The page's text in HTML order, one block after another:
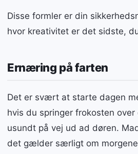
Disse formler er din
hvor kreativitet er det sidste,
Ernæring på farten
Det er svært at starte dagen
hvis du springer frokosten
usundt på vej ud ad døren.
det gælder særligt om